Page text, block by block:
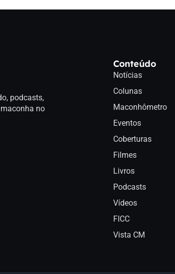
podcasts,
no
Conteúdo
Notícias
Colunas
Maconhômetro
Eventos
Coberturas
Filmes
Livros
Podcasts
Vídeos
FICC
Vista CM